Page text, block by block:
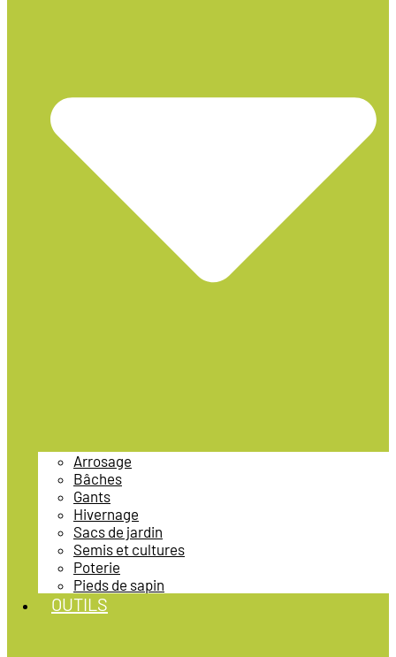
Arrosage
Bâches
Gants
Hivernage
Sacs de jardin
Semis et cultures
Poterie
Pieds de sapin
OUTILS